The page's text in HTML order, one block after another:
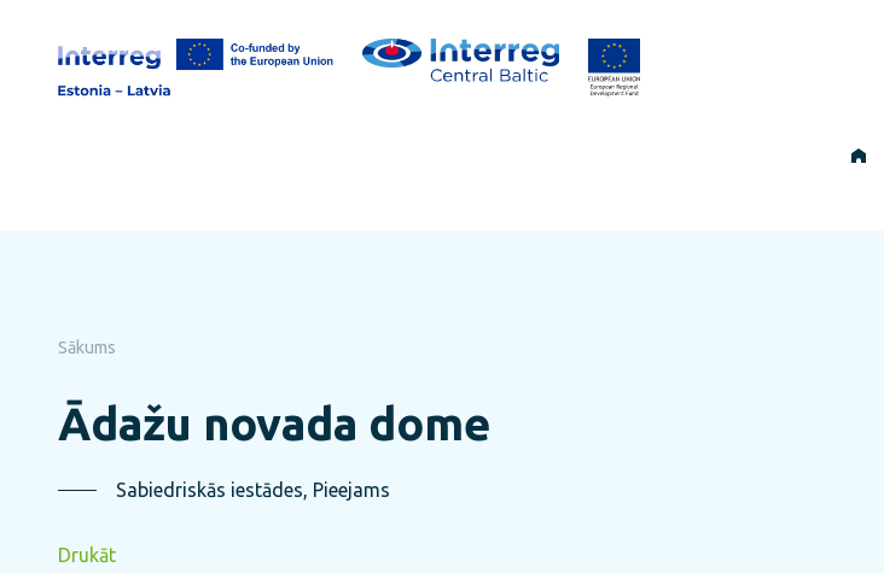
Sākums
Ādažu novada dome
Sabiedriskās iestādes, Pieejams
Drukāt